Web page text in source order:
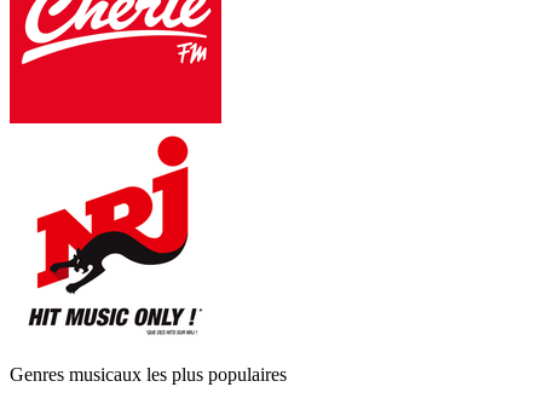
Genres musicaux les plus populaires